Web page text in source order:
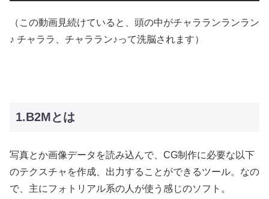
（この動画見続けていると、頭の中がチャラランランラン
♪ チャララ、チャララン♪って洗脳されます）
1.B2Mとは
写真とか画像データを読み込んで、CG制作に必要な以下
のテクスチャを作成、出力することができるツール。なの
で、主にフォトリアル系の人が使う感じのソフト。